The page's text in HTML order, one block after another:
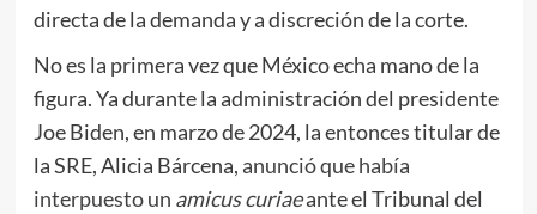
directa de la demanda y a discreción de la corte.
No es la primera vez que México echa mano de la
figura. Ya durante la administración del presidente
Joe Biden, en marzo de 2024, la entonces titular de
la SRE, Alicia Bárcena, anunció que había
interpuesto un amicus curiaeante el Tribunal del